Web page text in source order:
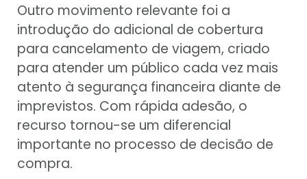
Outro movimento relevante foi a
introdução do adicional de cobertura
para cancelamento de viagem, criado
para atender um público cada vez mais
atento à segurança financeira diante de
imprevistos. Com rápida adesão, o
recurso tornou-se um diferencial
importante no processo de decisão de
compra.